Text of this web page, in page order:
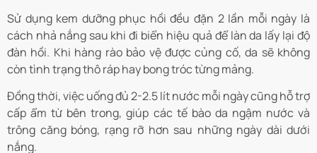
Sử dụng kem dưỡng phục hồi đều đặn 2 lần mỗi ngày là
cách nhả nắng sau khi đi biển hiệu quả để làn da lấy lại độ
đàn hồi. Khi hàng rào bảo vệ được củng cố, da sẽ không
còn tình trạng thô ráp hay bong tróc từng mảng.
Đồng thời, việc uống đủ 2-2.5 lít nước mỗi ngày cũng hỗ trợ
cấp ẩm từ bên trong, giúp các tế bào da ngậm nước và
trông căng bóng, rạng rỡ hơn sau những ngày dài dưới
nắng.